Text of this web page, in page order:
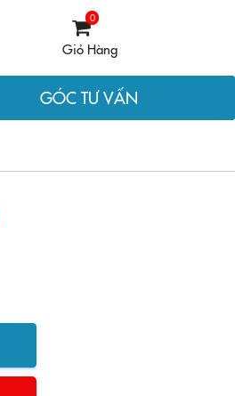
0
Giỏ Hàng
GÓC TƯ VẤN